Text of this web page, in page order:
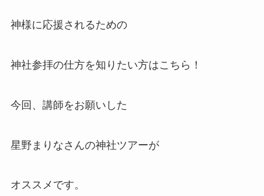
神様に応援されるための
神社参拝の仕方を知りたい方はこちら！
今回、講師をお願いした
星野まりなさんの神社ツアーが
オススメです。